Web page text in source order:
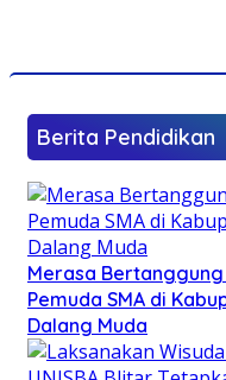
Berita Pendidikan
Merasa
Pemuda SMA di
Dalang Muda